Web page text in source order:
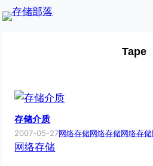
Skip
to
Tape
存储介质
2007-05-27网络存储网络存储网络存储
网络存储